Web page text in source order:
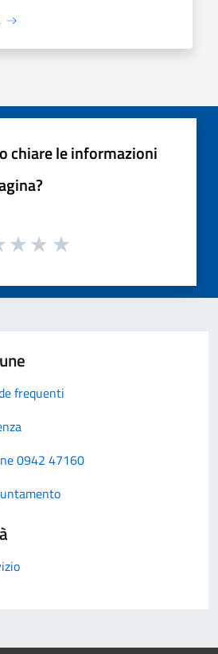
chiare le informazioni
frequenti
0942 47160